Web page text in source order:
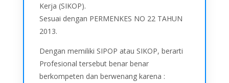
Kerja (SIKOP).
Sesuai dengan PERMENKES NO 22 TAHUN
2013.
Dengan memiliki SIPOP atau SIKOP, berarti
Profesional tersebut benar benar
berkompeten dan berwenang karena :